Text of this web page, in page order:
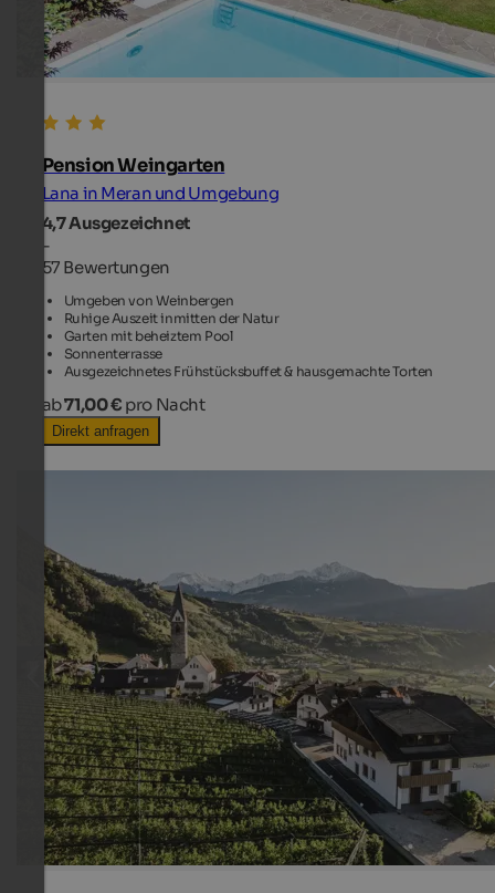
Pension Weingarten
Lana in Meran und Umgebung
4,7Ausgezeichnet
-
57 Bewertungen
Umgeben von Weinbergen
Ruhige Auszeit inmitten der Natur
Garten mit beheiztem Pool
Sonnenterrasse
Ausgezeichnetes Frühstücksbuffet & hausgemachte Torten
ab71,00 € pro Nacht
Direkt anfragen